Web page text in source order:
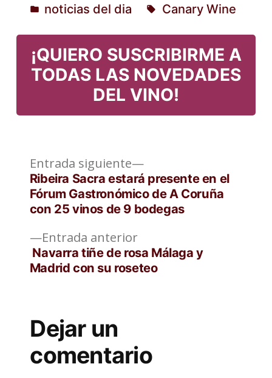
porPublicado
en
noticias del dia Canary Wine
¡QUIERO SUSCRIBIRME A
TODAS LAS NOVEDADES
DEL VINO!
Navegación
de
entradas
Entrada anteriorEntrada
anterior:
Navarra tiñe de rosa Málaga y
Madrid con su roseteo
Entrada siguiente
Entrada
siguiente:
Ribeira Sacra estará presente en el
Fórum Gastronómico de A Coruña
con 25 vinos de 9 bodegas
Dejar un
comentario